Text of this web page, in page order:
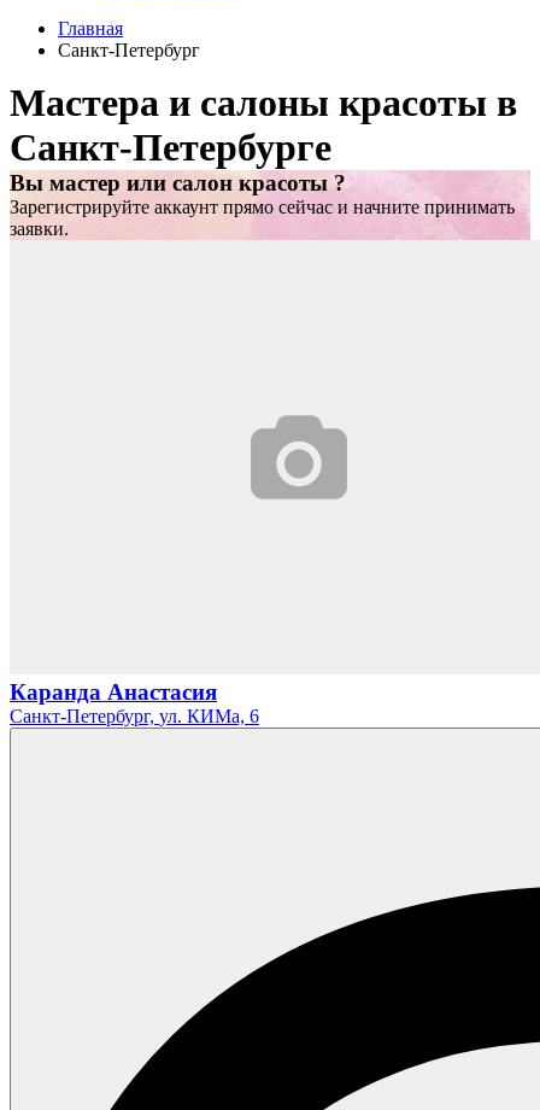
Главная
Санкт-Петербург
Мастера и салоны красоты в
Санкт-Петербурге
Вы мастер или салон красоты ?
Зарегистрируйте аккаунт прямо сейчас и начните принимать
заявки.
Каранда Анастасия
Санкт-Петербург, ул. КИМа, 6